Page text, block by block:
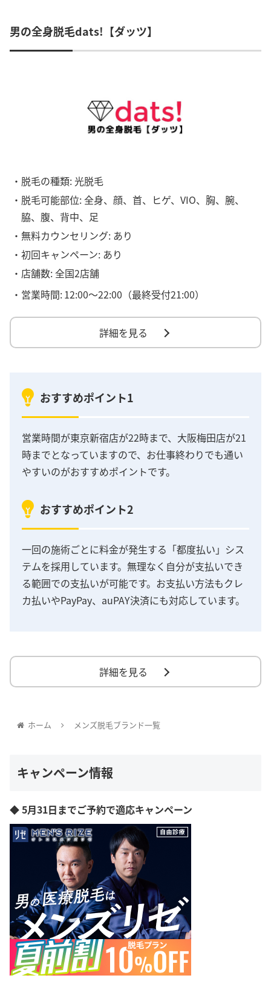
男の全身脱毛dats!【ダッツ】
・脱毛の種類: 光脱毛
・脱毛可能部位: 全身、顔、首、ヒゲ、VIO、胸、腕、
脇、腹、背中、足
・無料カウンセリング: あり
・初回キャンペーン: あり
・店舗数: 全国2店舗
・営業時間:12:00～22:00（最終受付21:00）
詳細を見る
おすすめポイント1
営業時間が東京新宿店が22時まで、大阪梅田店が21
時までとなっていますので、お仕事終わりでも通い
やすいのがおすすめポイントです。
おすすめポイント2
一回の施術ごとに料金が発生する「都度払い」シス
テムを採用しています。無理なく自分が支払いでき
る範囲での支払いが可能です。お支払い方法もクレ
カ払いやPayPay、auPAY決済にも対応しています。
詳細を見る
ホーム メンズ脱毛ブランド一覧
キャンペーン情報
◆ 5月31日までご予約で適応キャンペーン